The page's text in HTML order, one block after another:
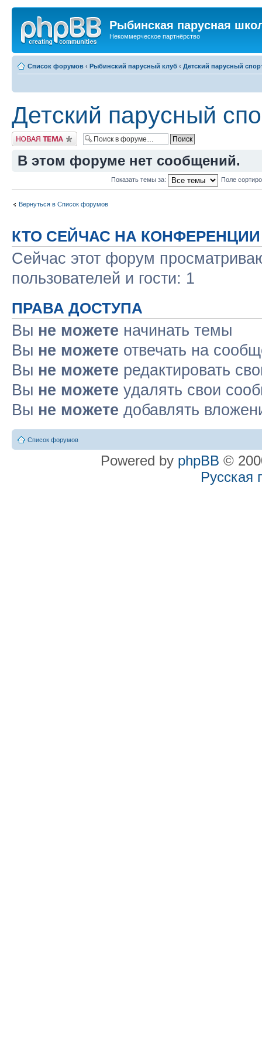
Рыбинская парусная
Некоммерческое партнёрство
Список форумов ‹ Рыбинский парусный клуб ‹ Детский парусный
Детский парусный
Новая тема
В этом форуме нет сообщений.
Показать темы за: Поле
Вернуться в Список форумов
КТО СЕЙЧАС НА КОНФЕРЕНЦИИ
Сейчас этот форум
пользователей и гости: 1
ПРАВА ДОСТУПА
Вы не можете начинать темы
Вы не можете отвечать на
Вы не можете редактировать
Вы не можете удалять свои
Вы не можете добавлять
Список форумов
Powered by phpBB ©
Русская